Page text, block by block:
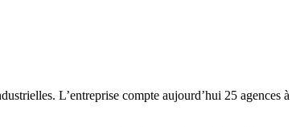
L’entreprise compte aujourd’hui 25 agences à